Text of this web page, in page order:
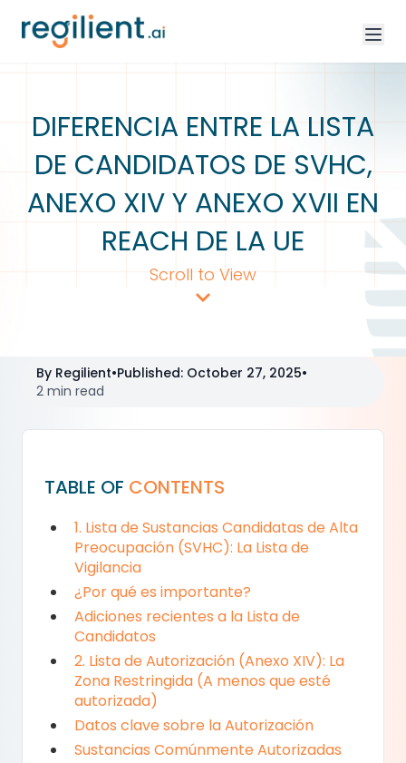
DIFERENCIA ENTRE LA LISTA
DE CANDIDATOS DE SVHC,
ANEXO XIV Y ANEXO XVII EN
REACH DE LA UE
Scroll to View
By Regilient•Published: October 27, 2025•
2 min read
TABLE OF CONTENTS
1. Lista de Sustancias Candidatas de Alta
Preocupación (SVHC): La Lista de
Vigilancia
¿Por qué es importante?
Adiciones recientes a la Lista de
Candidatos
2. Lista de Autorización (Anexo XIV): La
Zona Restringida (A menos que esté
autorizada)
Datos clave sobre la Autorización
Sustancias Comúnmente Autorizadas